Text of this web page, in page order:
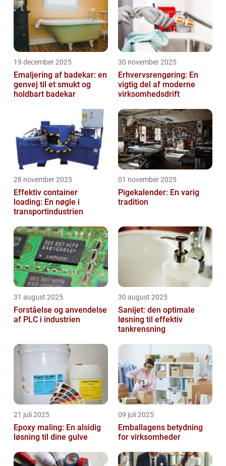
19 december 2025
Emaljering af badekar: en
genvej til et smukt og
holdbart badekar
30 november 2025
Erhvervsrengøring: En
vigtig del af moderne
virksomhedsdrift
28 november 2025
Effektiv container
loading: En nøgle i
transportindustrien
01 november 2025
Pigekalender: En varig
tradition
31 august 2025
Forståelse og anvendelse
af PLC i industrien
30 august 2025
Sanijet: den optimale
løsning til effektiv
tankrensning
21 juli 2025
Epoxy maling: En alsidig
løsning til dine gulve
09 juli 2025
Emballagens betydning
for virksomheder